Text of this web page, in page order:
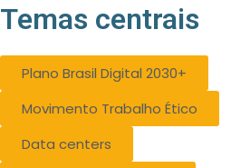
Temas centrais
Plano Brasil Digital 2030+
Movimento Trabalho Ético
Data centers